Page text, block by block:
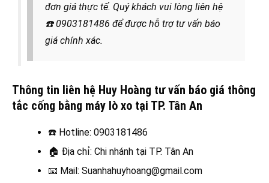
đơn giá thực tế. Quý khách vui lòng liên hệ
☎️0903181486 để được hỗ trợ tư vấn báo
giá chính xác.
Thông tin liên hệ Huy Hoàng tư vấn báo giá thông
tắc cống bằng máy lò xo tại TP. Tân An
☎️ Hotline: 0903181486
🏠 Địa chỉ: Chi nhánh tại TP. Tân An
📧 Mail: Suanhahuyhoang@gmail.com